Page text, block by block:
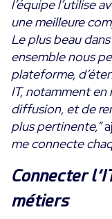
l’équipe l’utilise
une meilleure
Le plus beau
ensemble nous
plateforme,
IT, notamment en
diffusion, et de
plus pertinente,”
me connecte
Connecter
métiers